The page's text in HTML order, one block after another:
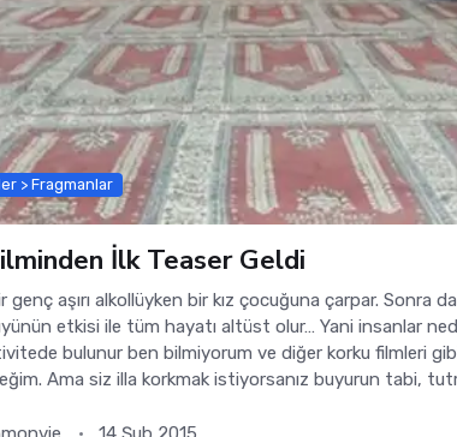
> Fragmanlar
İlk Teaser Geldi
genç aşırı alkollüyken bir kız çocuğuna çarpar. Sonra
etkisi ile tüm hayatı altüst olur… Yani insanlar
bulunur ben bilmiyorum ve diğer korku filmleri
Ama siz illa korkmak istiyorsanız buyurun tabi,